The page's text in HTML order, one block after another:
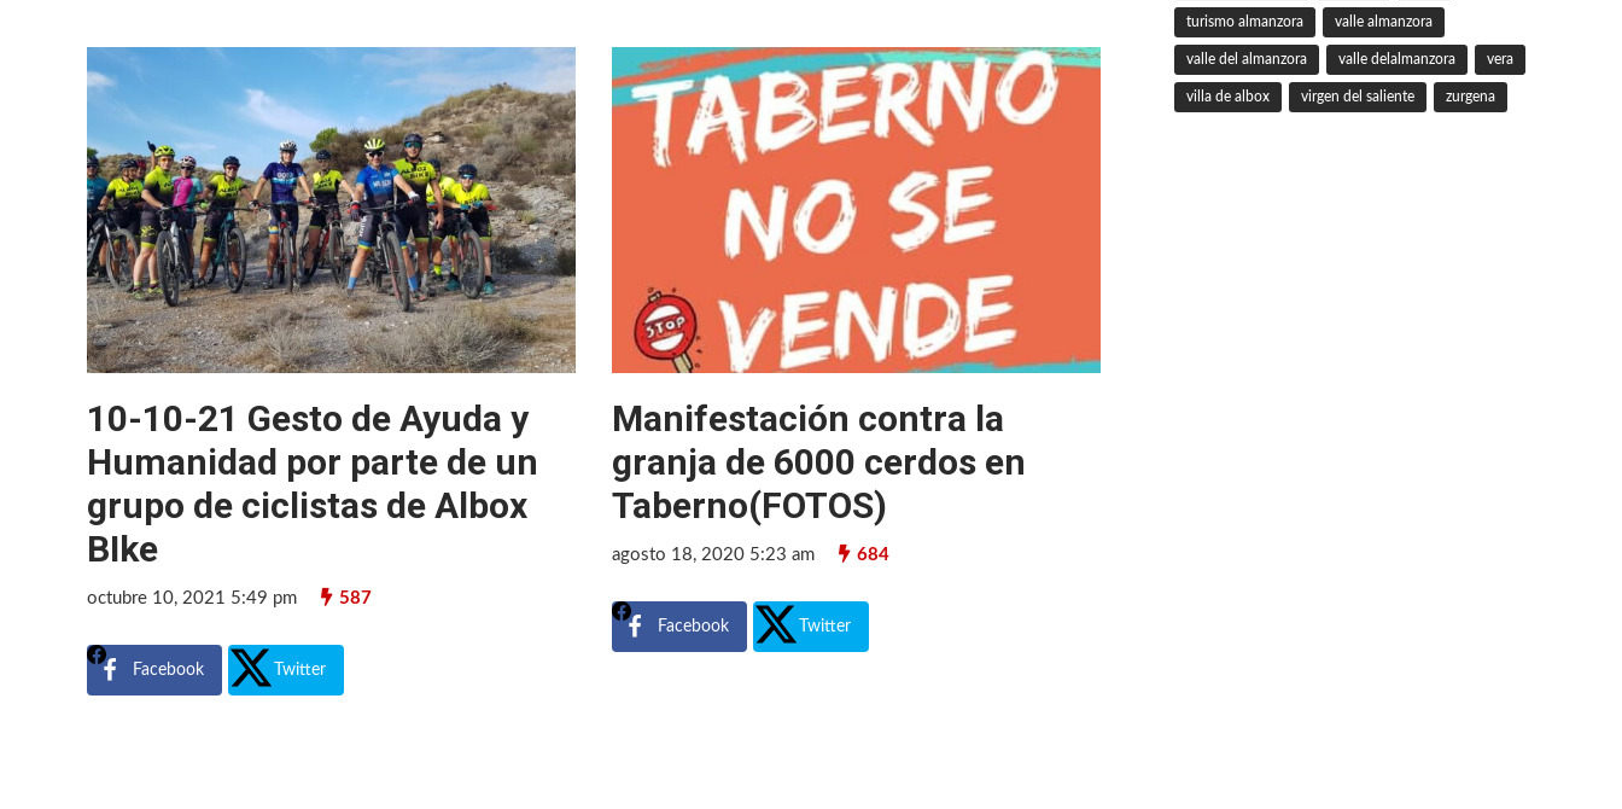
10-10-21 Gesto de Ayuda y
Humanidad por parte de un
grupo de ciclistas de Albox
BIke
octubre 10, 2021 5:49 pm 587
Facebook Twitter
Manifestación contra la
granja de 6000 cerdos en
Taberno(FOTOS)
agosto 18, 2020 5:23 am 684
Facebook Twitter
turismo almanzora valle almanzora
valle del almanzora valle delalmanzora vera
villa de albox virgen del saliente zurgena